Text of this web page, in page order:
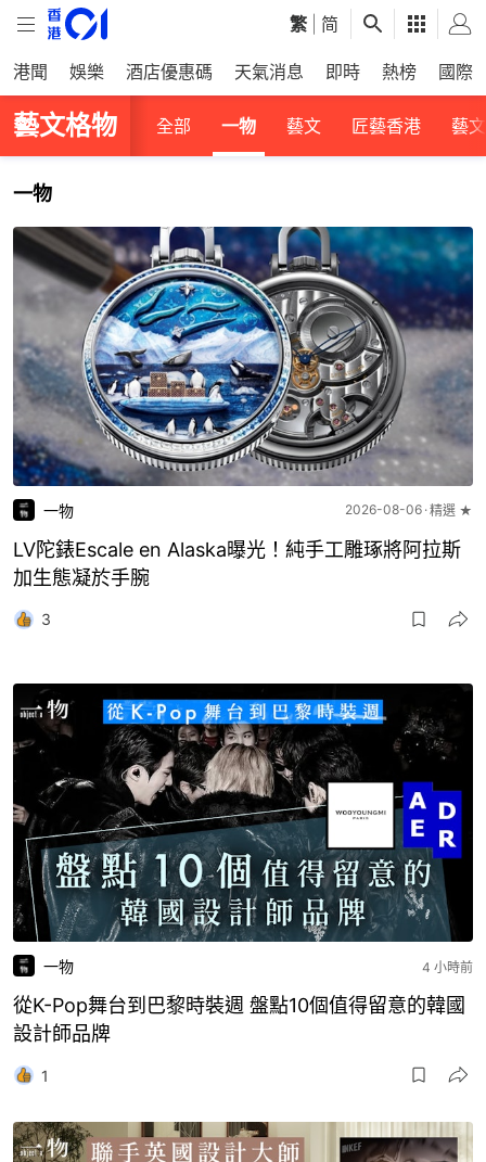
繁 简
港聞 娛樂 酒店優惠碼 天氣消息 即時 熱榜 國際
藝文格物 全部 一物 藝文 匠藝香港 藝
一物
一物 2026-08-06 精選 ★
LV陀錶Escale en Alaska曝光！純手工雕琢將阿拉斯
加生態凝於手腕
3
一物 4 小時前
從K-Pop舞台到巴黎時裝週 盤點10個值得留意的韓國
設計師品牌
1